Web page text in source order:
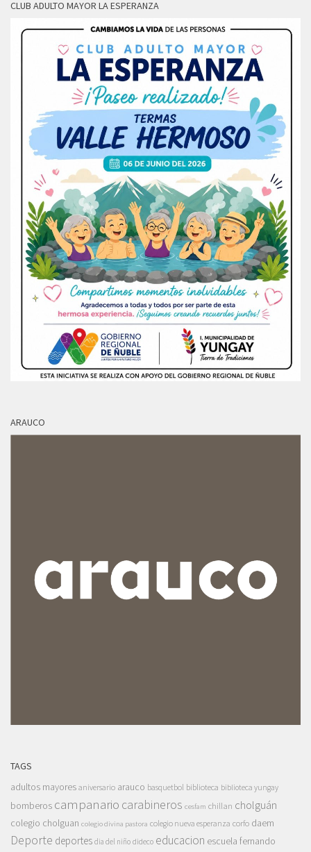
CLUB ADULTO MAYOR LA ESPERANZA
ARAUCO
TAGS
adultos mayores aniversario arauco basquetbol biblioteca biblioteca yungay
bomberos campanario carabineros cesfam chillan cholguán
colegio cholguan colegio divina pastora colegio nueva esperanza corfo daem
Deporte deportes dia del niño dideco educacion escuela fernando